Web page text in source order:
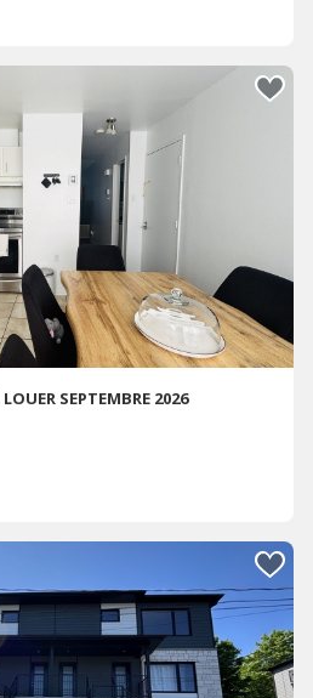
SEPTEMBRE 2026